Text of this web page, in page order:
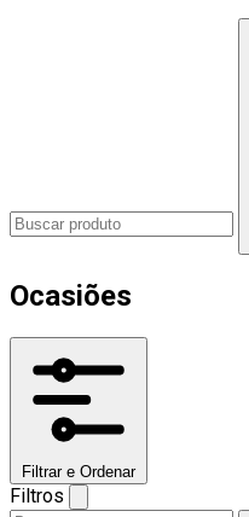
Ocasiões
Filtrar e Ordenar
Filtros